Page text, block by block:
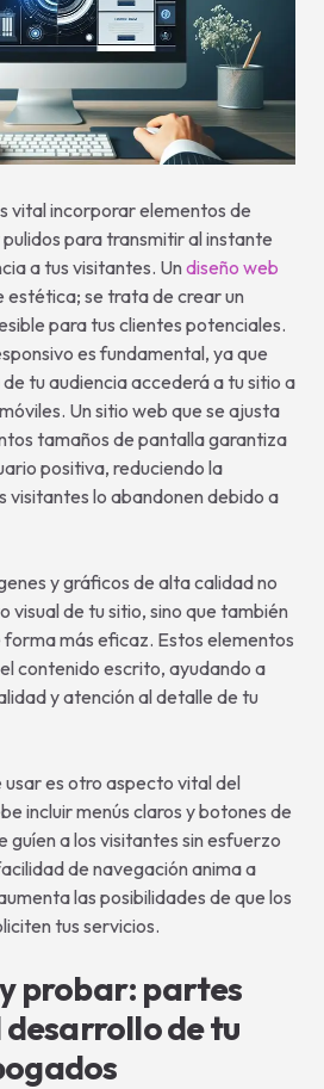
vital incorporar elementos de
para transmitir al instante
a tus visitantes. Undiseño web
estética; se trata de crear un
para tus clientes potenciales.
es fundamental, ya que
tu audiencia accederá a tu sitio a
Un sitio web que se ajusta
tamaños de pantalla garantiza
positiva, reduciendo la
visitantes lo abandonen debido a
y gráficos de alta calidad no
visual de tu sitio, sino que también
forma más eficaz. Estos elementos
contenido escrito, ayudando a
y atención al detalle de tu
es otro aspecto vital del
incluir menús claros y botones de
guíen a los visitantes sin esfuerzo
de navegación anima a
las posibilidades de que los
tus servicios.
probar: partes
desarrollo de tu